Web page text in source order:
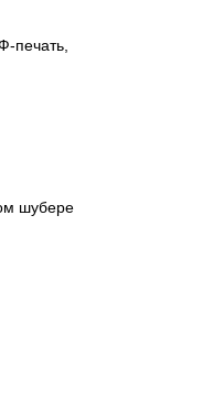
печать,
шубере